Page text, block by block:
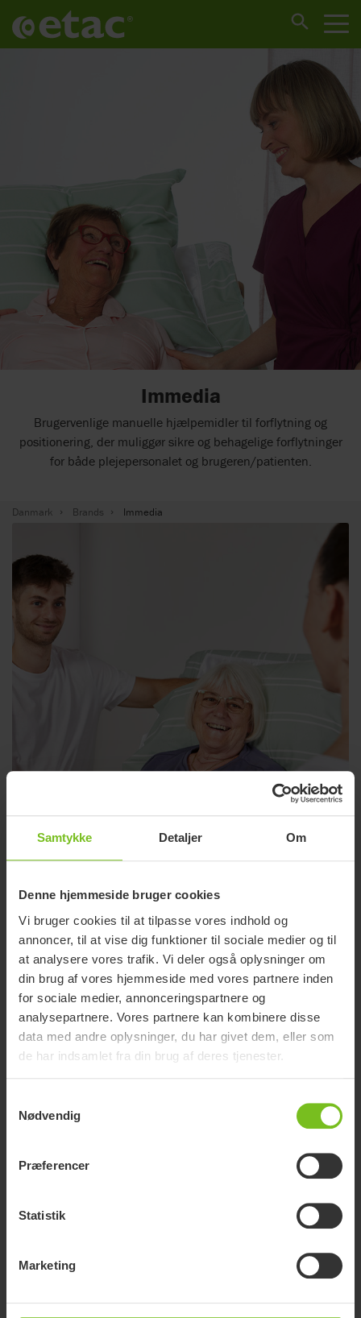
Samtykke Detaljer Om
Denne hjemmeside bruger cookies
Vi bruger cookies til at tilpasse vores indhold og
annoncer, til at vise dig funktioner til sociale medier og til
at analysere vores trafik. Vi deler også oplysninger om
din brug af vores hjemmeside med vores partnere inden
for sociale medier, annonceringspartnere og
analysepartnere. Vores partnere kan kombinere disse
data med andre oplysninger, du har givet dem, eller som
de har indsamlet fra din brug af deres tjenester.
Nødvendig
Præferencer
Statistik
Marketing
Immedia
Brugervenlige manuelle hjælpemidler til forflytning og
positionering, der muliggør sikre og behagelige forflytninger
for både plejepersonalet og brugeren/patienten.
Danmark Brands Immedia
plejesituationer.